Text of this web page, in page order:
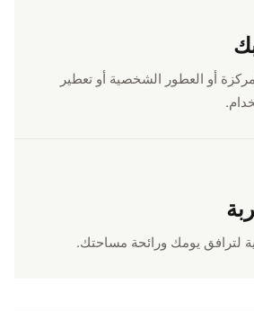
أو العطور الشخصية أو تعطير
لترافق يومك ورائحة مساحتك.